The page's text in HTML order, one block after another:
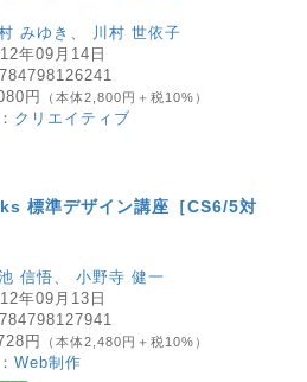
みゆき 、
川村 世依子
年09月14日
円 （本体2,800円＋税10%）
クリエイティブ
標準デザイン講座［CS6/5対
信悟、 小野寺 健一
年09月13日
円 （本体2,480円＋税10%）
Web制作